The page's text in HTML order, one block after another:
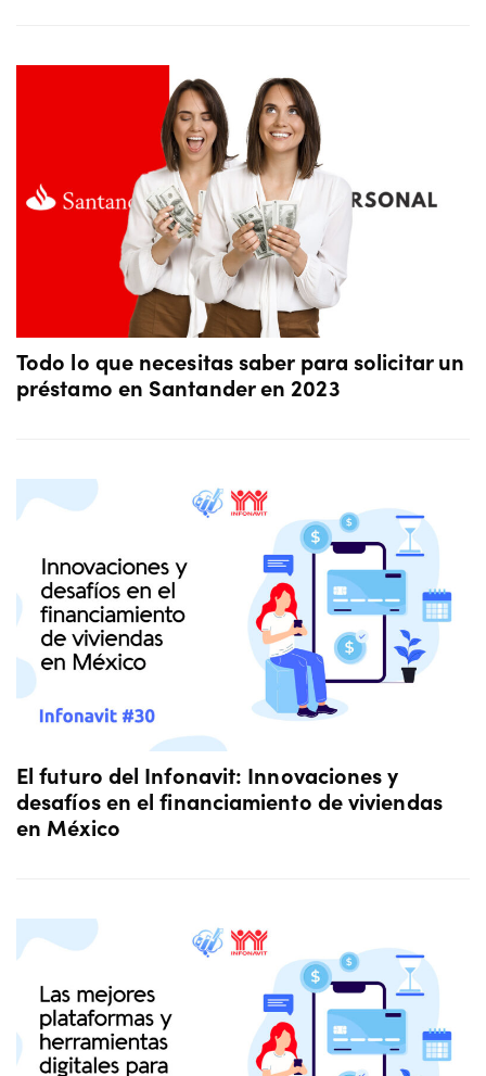
Todo lo que necesitas saber para solicitar un
préstamo en Santander en 2023
El futuro del Infonavit: Innovaciones y
desafíos en el financiamiento de viviendas
en México